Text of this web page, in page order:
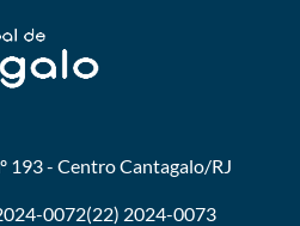
193 - CentroCantagalo/RJ
0072(22) 2024-0073